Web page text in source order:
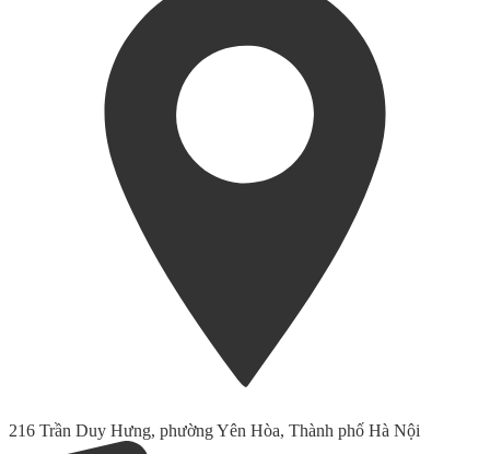
216 Trần Duy Hưng, phường Yên Hòa, Thành phố Hà Nội